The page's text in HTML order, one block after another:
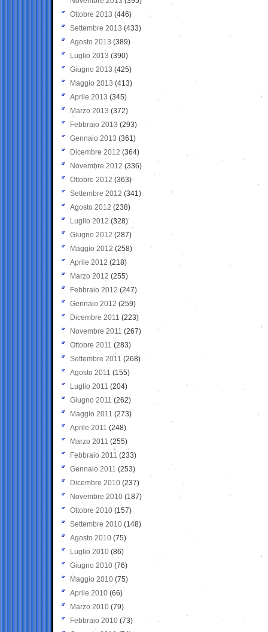
Ottobre 2013 (446)
Settembre 2013 (433)
Agosto 2013 (389)
Luglio 2013 (390)
Giugno 2013 (425)
Maggio 2013 (413)
Aprile 2013 (345)
Marzo 2013 (372)
Febbraio 2013 (293)
Gennaio 2013 (361)
Dicembre 2012 (364)
Novembre 2012 (336)
Ottobre 2012 (363)
Settembre 2012 (341)
Agosto 2012 (238)
Luglio 2012 (328)
Giugno 2012 (287)
Maggio 2012 (258)
Aprile 2012 (218)
Marzo 2012 (255)
Febbraio 2012 (247)
Gennaio 2012 (259)
Dicembre 2011 (223)
Novembre 2011 (267)
Ottobre 2011 (283)
Settembre 2011 (268)
Agosto 2011 (155)
Luglio 2011 (204)
Giugno 2011 (262)
Maggio 2011 (273)
Aprile 2011 (248)
Marzo 2011 (255)
Febbraio 2011 (233)
Gennaio 2011 (253)
Dicembre 2010 (237)
Novembre 2010 (187)
Ottobre 2010 (157)
Settembre 2010 (148)
Agosto 2010 (75)
Luglio 2010 (86)
Giugno 2010 (76)
Maggio 2010 (75)
Aprile 2010 (66)
Marzo 2010 (79)
Febbraio 2010 (73)